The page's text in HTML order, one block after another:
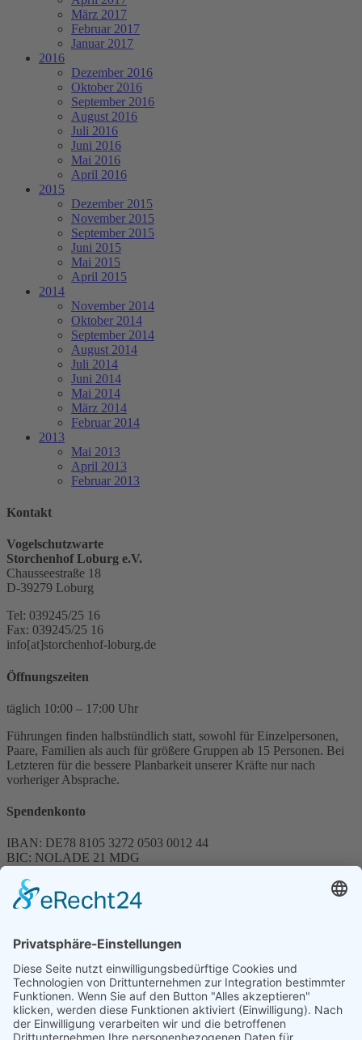
März 2017
Februar 2017
Januar 2017
2016
Dezember 2016
Oktober 2016
September 2016
August 2016
Juli 2016
Juni 2016
Mai 2016
April 2016
2015
Dezember 2015
November 2015
September 2015
Juni 2015
Mai 2015
April 2015
2014
November 2014
Oktober 2014
September 2014
August 2014
Juli 2014
Juni 2014
Mai 2014
März 2014
Februar 2014
2013
Mai 2013
April 2013
Februar 2013
Kontakt
Vogelschutzwarte
Storchenhof Loburg e.V.
Chausseestraße 18
D-39279 Loburg
Tel: 039245/25 16
Fax: 039245/25 16
info[at]storchenhof-loburg.de
Öffnungszeiten
täglich 10:00 – 17:00 Uhr
Führungen finden halbstündlich statt, sowohl für Einzelpersonen,
Paare, Familien als auch für größere Gruppen ab 15 Personen. Bei
Letzteren für die bessere Planbarkeit unserer Kräfte nur nach
vorheriger Absprache.
Spendenkonto
IBAN: DE78 8105 3272 0503 0012 44
BIC: NOLADE 21 MDG
Spenden können steuerlich abgesetzt werden
Förderung
© 1987 – 2025
Storchenhof Loburg e.V.